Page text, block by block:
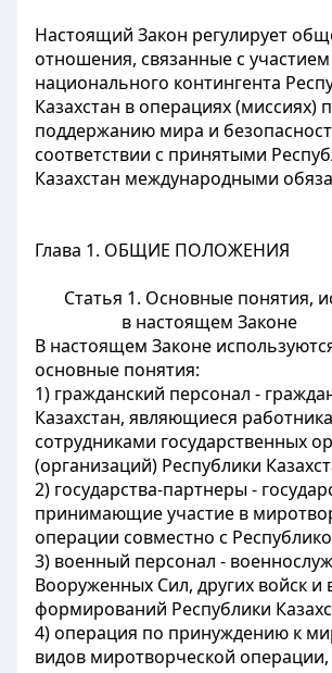
Настоящий Закон регулирует
отношения, связанные с участием
национального контингента
Казахстан в операциях (миссиях)
поддержанию мира и
соответствии с принятыми
Казахстан международными
Глава 1. ОБЩИЕ ПОЛОЖЕНИЯ
Статья 1. Основные понятия,
в настоящем Законе
В настоящем Законе
основные понятия:
1) гражданский персонал -
Казахстан, являющиеся
сотрудниками государственных
(организаций) Республики
2) государства-партнеры -
принимающие участие в
операции совместно с
3) военный персонал -
Вооруженных Сил, других войск и
формирований Республики
4) операция по принуждению к
видов миротворческой операции,